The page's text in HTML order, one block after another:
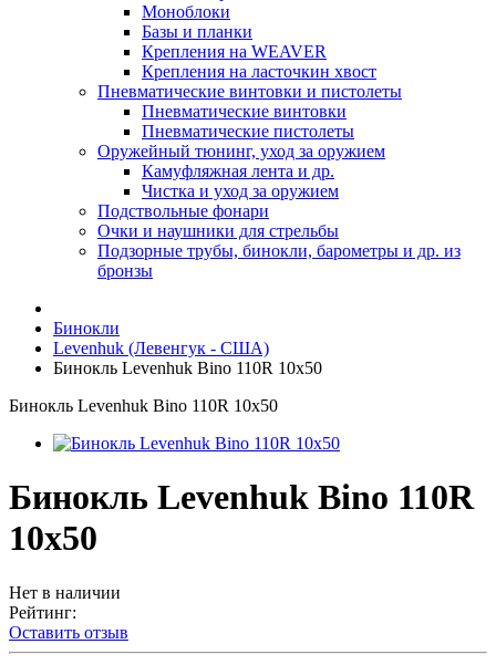
Моноблоки
Базы и планки
Крепления на WEAVER
Крепления на ласточкин хвост
Пневматические винтовки и пистолеты
Пневматические винтовки
Пневматические пистолеты
Оружейный тюнинг, уход за оружием
Камуфляжная лента и др.
Чистка и уход за оружием
Подствольные фонари
Очки и наушники для стрельбы
Подзорные трубы, бинокли, барометры и др. из
бронзы
Бинокли
Levenhuk (Левенгук - США)
Бинокль Levenhuk Bino 110R 10x50
Бинокль Levenhuk Bino 110R 10x50
Бинокль Levenhuk Bino 110R
10x50
Нет в наличии
Рейтинг:
Оставить отзыв